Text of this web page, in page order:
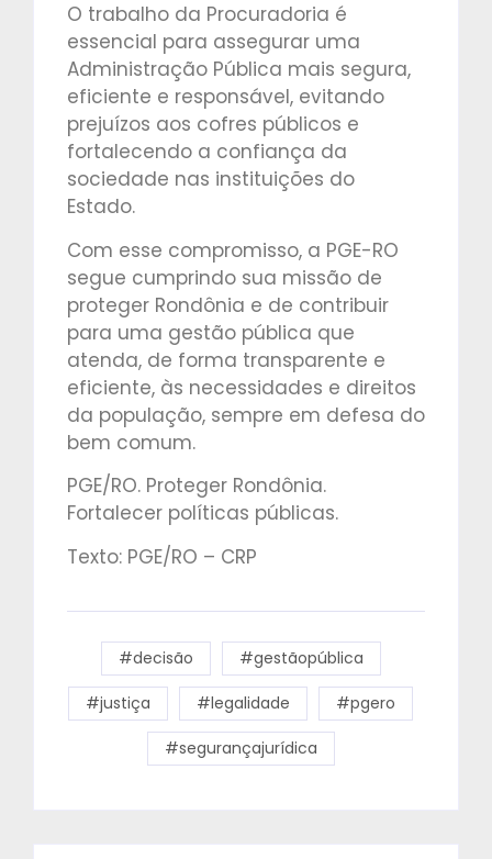
O trabalho da Procuradoria é
essencial para assegurar uma
Administração Pública mais segura,
eficiente e responsável, evitando
prejuízos aos cofres públicos e
fortalecendo a confiança da
sociedade nas instituições do
Estado.
Com esse compromisso, a PGE-RO
segue cumprindo sua missão de
proteger Rondônia e de contribuir
para uma gestão pública que
atenda, de forma transparente e
eficiente, às necessidades e direitos
da população, sempre em defesa do
bem comum.
PGE/RO. Proteger Rondônia.
Fortalecer políticas públicas.
Texto: PGE/RO – CRP
#decisão #gestãopública
#justiça #legalidade #pgero
#segurançajurídica